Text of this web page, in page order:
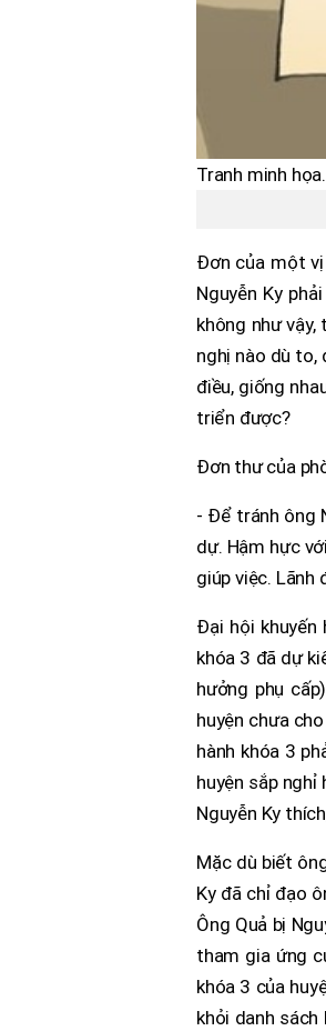
Tranh minh
Đơn của một vị
Nguyễn Ky
không như
nghị nào dù to,
điều, giống
triển được?
Đơn thư của
- Để tránh ông
dự. Hậm hực
giúp việc. Lãnh
Đại hội khuyến
khóa 3 đã dự
hưởng phụ
huyện chưa
hành khóa 3
huyện sắp
Nguyễn Ky
Mặc dù biết
Ky đã chỉ đạo
Ông Quả bị
tham gia ứng
khóa 3 của
khỏi danh sách